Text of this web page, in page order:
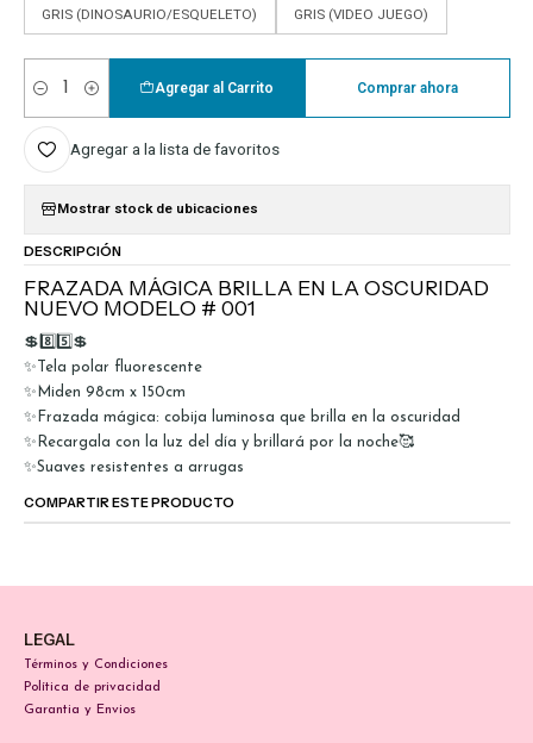
GRIS (DINOSAURIO/ESQUELETO) GRIS (VIDEO JUEGO)
Cantidad
Agregar al Carrito Comprar ahora
Agregar a la lista de favoritos
Mostrar stock de ubicaciones
DESCRIPCIÓN
FRAZADA MÁGICA BRILLA EN LA OSCURIDAD
NUEVO MODELO # 001
💲8️⃣5️⃣💲
✨Tela polar fluorescente
✨Miden 98cm x 150cm
✨Frazada mágica: cobija luminosa que brilla en la oscuridad
✨Recargala con la luz del día y brillará por la noche🥰
✨Suaves resistentes a arrugas
COMPARTIR ESTE PRODUCTO
LEGAL
Términos y Condiciones
Política de privacidad
Garantia y Envios